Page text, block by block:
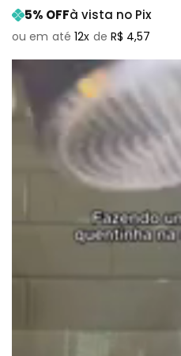
5% OFFà vista no Pix
12 R$ 4,57